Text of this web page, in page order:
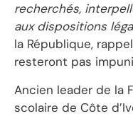
recherchés,
aux dispositions
la République,
resteront pas
Ancien leader de la
scolaire de Côte